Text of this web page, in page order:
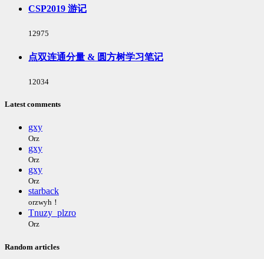
次
CSP2019 游记
浏
次
数:
12975
点双连通分量 & 圆方树学习笔记
浏
次
12034
Latest comments
gxy
Orz
gxy
Orz
gxy
Orz
starback
orzwyh！
Tnuzy_plzro
Orz
Random articles